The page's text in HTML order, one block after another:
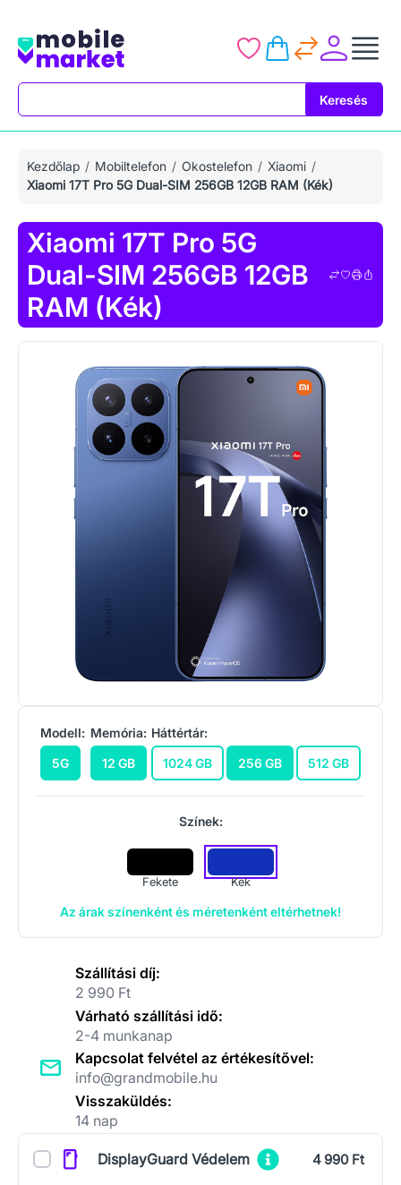
Keresés
Kezdőlap Mobiltelefon Okostelefon
Xiaomi
Xiaomi 17T Pro 5G Dual-SIM 256GB 12GB RAM (Kék)
Xiaomi 17T Pro 5G
Dual-SIM 256GB 12GB
RAM (Kék)
Modell:
5G
Memória:
12 GB
Háttértár:
1024 GB
256 GB 512 GB
Színek:
Fekete Kék
Az árak színenként és méretenként eltérhetnek!
Szállítási díj:
2 990 Ft
Várható szállítási idő:
2-4 munkanap
Kapcsolat felvétel az értékesítővel:
info@grandmobile.hu
Visszaküldés:
14 nap
KiegészítőkDisplayGuard Védelem 4 990 Ft